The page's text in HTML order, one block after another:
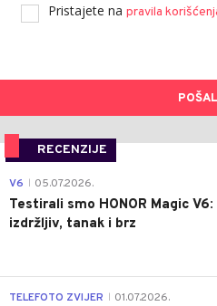
Pristajete na pravila
RECENZIJE
V6 05.07.2026.
Testirali smo HONOR Magic
izdržljiv, tanak i brz
TELEFOTO ZVIJER 01.07.2026.